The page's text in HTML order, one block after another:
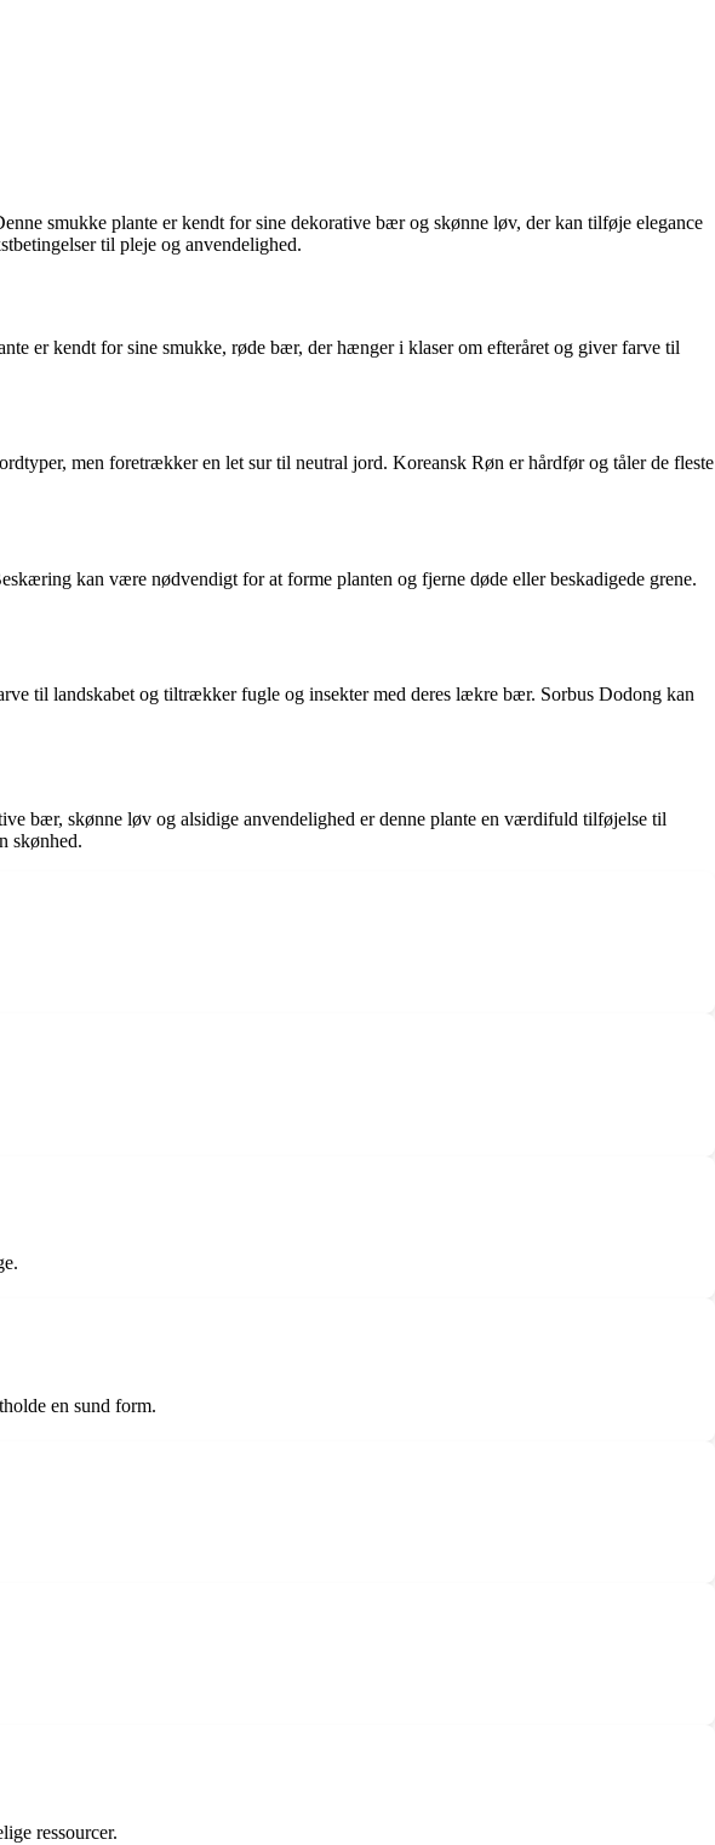
smukke plante er kendt for sine dekorative bær og skønne løv, der kan tilføje elegance
til pleje og anvendelighed.
er kendt for sine smukke, røde bær, der hænger i klaser om efteråret og giver farve til
men foretrækker en let sur til neutral jord. Koreansk Røn er hårdfør og tåler de fleste
kan være nødvendigt for at forme planten og fjerne døde eller beskadigede grene.
til landskabet og tiltrækker fugle og insekter med deres lækre bær. Sorbus Dodong kan
bær, skønne løv og alsidige anvendelighed er denne plante en værdifuld tilføjelse til
skønhed.
en sund form.
ressourcer.